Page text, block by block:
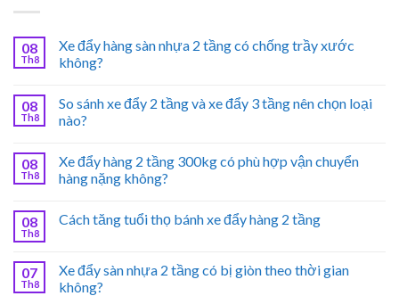
08
Th8
Xe đẩy hàng sàn nhựa 2 tầng có chống trầy xước
không?
08
Th8
So sánh xe đẩy 2 tầng và xe đẩy 3 tầng nên chọn loại
nào?
08
Th8
Xe đẩy hàng 2 tầng 300kg có phù hợp vận chuyển
hàng nặng không?
08
Th8
Cách tăng tuổi thọ bánh xe đẩy hàng 2 tầng
07
Th8
Xe đẩy sàn nhựa 2 tầng có bị giòn theo thời gian
không?